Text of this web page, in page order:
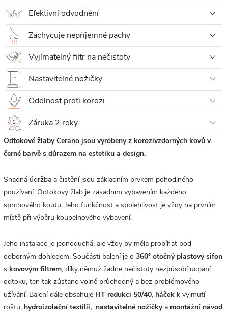
Efektivní odvodnění
Zachycuje nepříjemné pachy
Vyjímatelný filtr na nečistoty
Nastavitelné nožičky
Odolnost proti korozi
Záruka 2 roky
Odtokové žlaby Cerano jsou vyrobeny z korozivzdorných kovů v
černé barvě s důrazem na estetiku a design.
Snadná údržba a čistění jsou základním prvkem pohodlného
používaní. Odtokový žlab je zásadním vybavením každého
sprchového koutu. Jeho funkčnost a spolehlivost je vždy na prvním
místě při výběru koupelnového vybavení.
Jeho instalace je jednoduchá, ale vždy by měla probíhat pod
odborným dohledem. Součástí balení je o 360° otočný plastový sifon
s kovovým filtrem, díky němuž žádné nečistoty nezpůsobí ucpání
odtoku, ten tak zůstane volně průchodný a bez problémového
užívání. Balení dále obsahuje HT redukci 50/40, háček k vyjmutí
roštu, hydroizolační textilii, nastavitelné nožičky a montážní návod